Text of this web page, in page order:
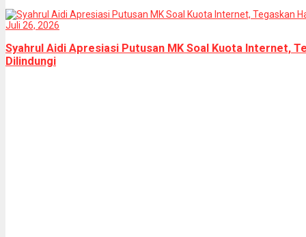
Juli 26, 2026
Syahrul Aidi Apresiasi Putusan MK Soal Kuota Internet,
Dilindungi